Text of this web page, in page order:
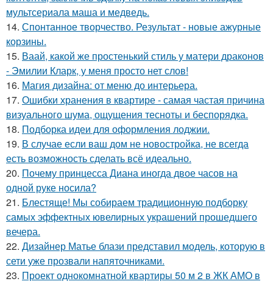
мультсериала маша и медведь.
14. Спонтанное творчество. Результат - новые ажурные
корзины.
15. Ваай, какой же простенький стиль у матери драконов
- Эмилии Кларк, у меня просто нет слов!
16. Магия дизайна: от меню до интерьера.
17. Ошибки хранения в квартире - самая частая причина
визуального шума, ощущения тесноты и беспорядка.
18. Подборка идеи для оформления лоджии.
19. В случае если ваш дом не новостройка, не всегда
есть возможность сделать всё идеально.
20. Почему принцесса Диана иногда двое часов на
одной руке носила?
21. Блестяще! Мы собираем традиционную подборку
самых эффектных ювелирных украшений прошедшего
вечера.
22. Дизайнер Матье блази представил модель, которую в
сети уже прозвали напяточниками.
23. Проект однокомнатной квартиры 50 м 2 в ЖК АМО в